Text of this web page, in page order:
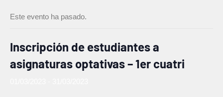
Este evento ha pasado.
Inscripción de estudiantes a
asignaturas optativas – 1er cuatri